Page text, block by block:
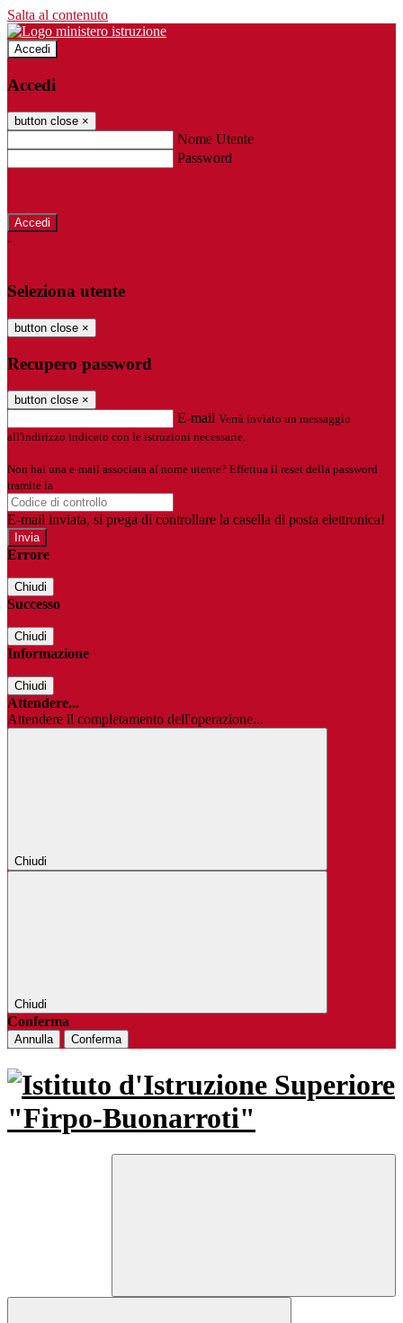
Salta al contenuto
Accedi
Accedi
button close ×
Nome Utente
Password
-
Seleziona utente
button close ×
Recupero password
button close ×
E-mail Verrà inviato un messaggio
all'indirizzo indicato con le istruzioni necessarie.
Non hai una e-mail associata al nome utente? Effettua il reset della password
tramite la
E-mail inviata, si prega di controllare la casella di posta elettronica!
Errore
Chiudi
Successo
Chiudi
Informazione
Chiudi
Attendere...
Attendere il completamento dell'operazione...
Chiudi
Chiudi
Conferma
Annulla Conferma